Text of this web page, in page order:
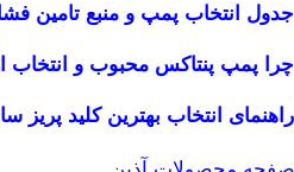
جدول انتخاب پمپ و منبع تامین
چرا پمپ پنتاکس محبوب و
راهنمای انتخاب بهترین کلید پریز